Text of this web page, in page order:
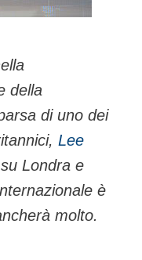
della
di uno dei
Lee
Londra e
è
molto.